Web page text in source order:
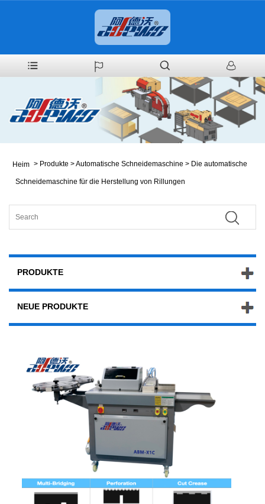
Heim > Produkte >Automatische Schneidemaschine > Die automatische
Schneidemaschine für die Herstellung von Rillungen
PRODUKTE
NEUE PRODUKTE